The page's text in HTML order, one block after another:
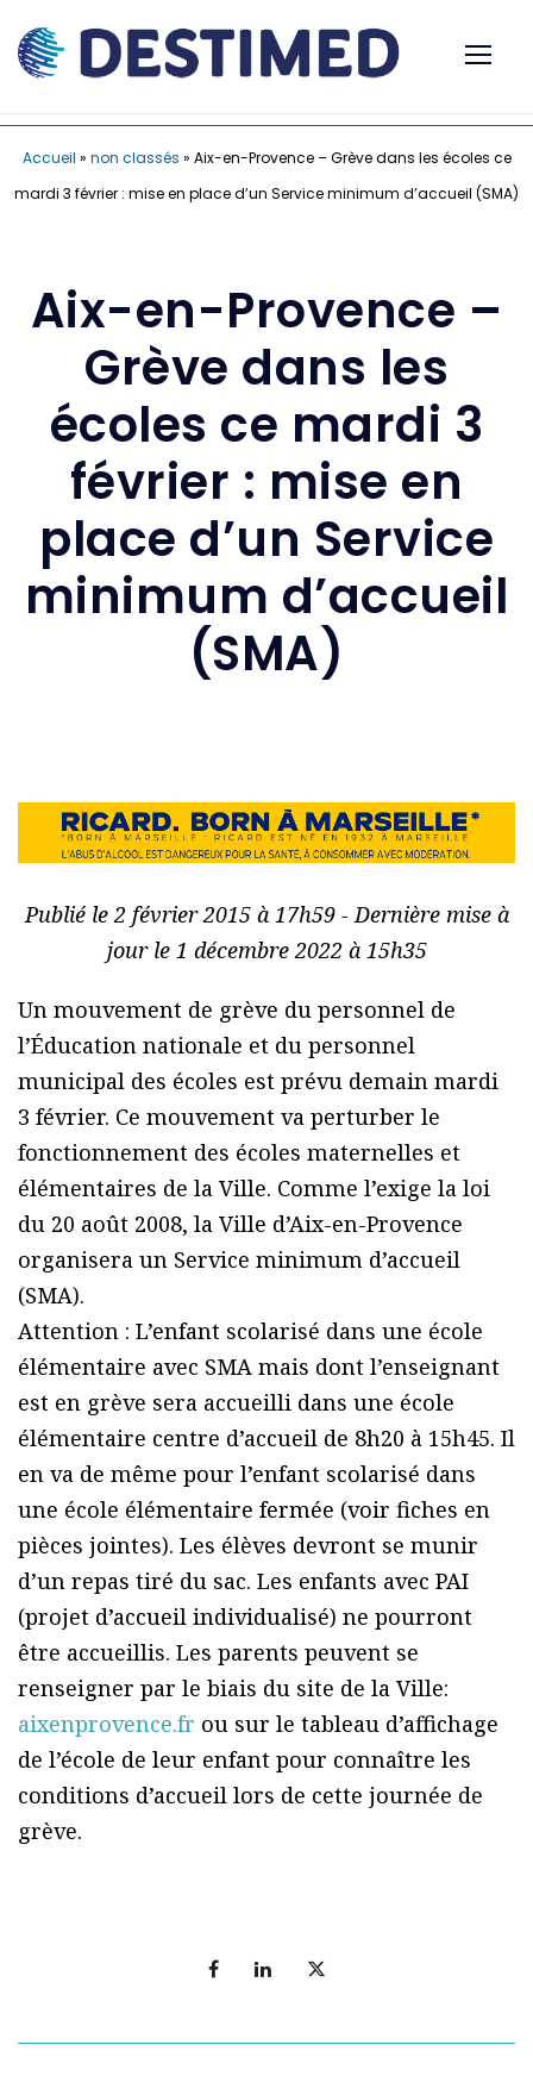
Accueil » non classés » Aix-en-Provence – Grève dans les écoles ce
mardi 3 février : mise en place d’un Service minimum d’accueil (SMA)
Aix-en-Provence –
Grève dans les
écoles ce mardi 3
février : mise en
place d’un Service
minimum d’accueil
(SMA)
Publié le 2 février 2015 à 17h59 - Dernière mise à
jour le 1 décembre 2022 à 15h35
Un mouvement de grève du personnel de
l’Éducation nationale et du personnel
municipal des écoles est prévu demain mardi
3 février. Ce mouvement va perturber le
fonctionnement des écoles maternelles et
élémentaires de la Ville. Comme l’exige la loi
du 20 août 2008, la Ville d’Aix-en-Provence
organisera un Service minimum d’accueil
(SMA).
Attention : L’enfant scolarisé dans une école
élémentaire avec SMA mais dont l’enseignant
est en grève sera accueilli dans une école
élémentaire centre d’accueil de 8h20 à 15h45. Il
en va de même pour l’enfant scolarisé dans
une école élémentaire fermée (voir fiches en
pièces jointes). Les élèves devront se munir
d’un repas tiré du sac. Les enfants avec PAI
(projet d’accueil individualisé) ne pourront
être accueillis. Les parents peuvent se
renseigner par le biais du site de la Ville:
aixenprovence.fr ou sur le tableau d’affichage
de l’école de leur enfant pour connaître les
conditions d’accueil lors de cette journée de
grève.